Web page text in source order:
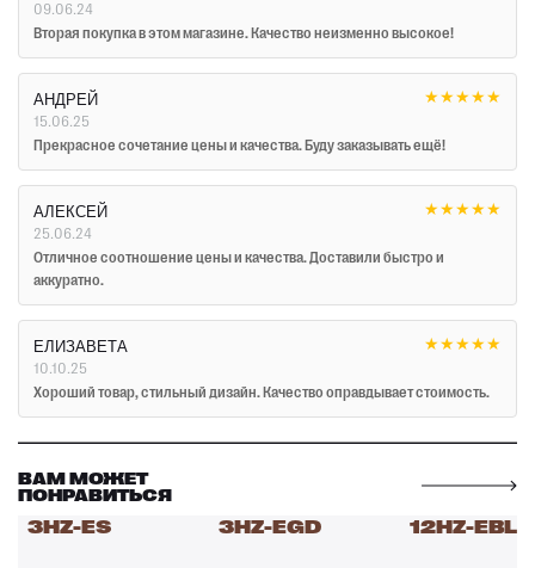
09.06.24
Вторая покупка в этом магазине. Качество неизменно высокое!
АНДРЕЙ
15.06.25
★★★★★
Прекрасное сочетание цены и качества. Буду заказывать ещё!
АЛЕКСЕЙ
25.06.24
★★★★★
Отличное соотношение цены и качества. Доставили быстро и
аккуратно.
ЕЛИЗАВЕТА
10.10.25
★★★★★
Хороший товар, стильный дизайн. Качество оправдывает стоимость.
ВАМ МОЖЕТ
ПОНРАВИТЬСЯ
3HZ-ES 3HZ-EGD 12HZ-EBL